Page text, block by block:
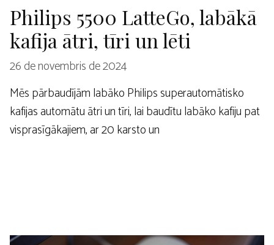
Philips 5500 LatteGo, labākā
kafija ātri, tīri un lēti
26 de novembris de 2024
Mēs pārbaudījām labāko Philips superautomātisko
kafijas automātu ātri un tīri, lai baudītu labāko kafiju pat
visprasīgākajiem, ar 20 karsto un